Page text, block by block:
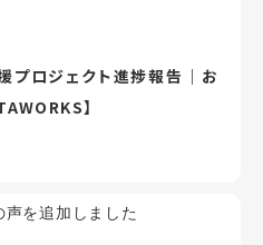
プロジェクト進捗報告｜お
】